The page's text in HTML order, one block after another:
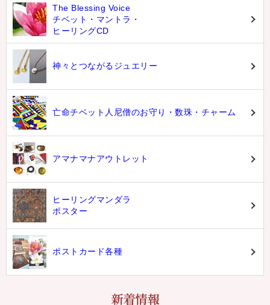
The Blessing Voice
チベット・マントラ・
ヒーリングCD
神々とつながるジュエリー
亡命チベット人尼僧のお守り・数珠・チャーム
アマナマナアウトレット
ヒーリングマンダラ
ポスター
ポストカード各種